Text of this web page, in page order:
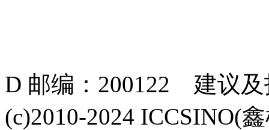
D 邮编：200122 建议
(c)2010-2024 ICCSINO(